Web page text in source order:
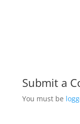
Submit a
You must be